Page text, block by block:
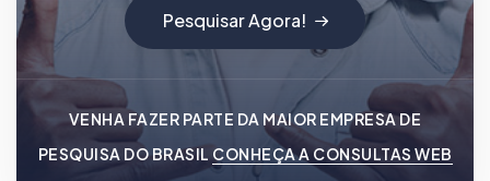
Pesquisar Agora!
VENHA FAZER PARTE DA MAIOR EMPRESA DE
PESQUISA DO BRASIL CONHEÇA A CONSULTAS WEB